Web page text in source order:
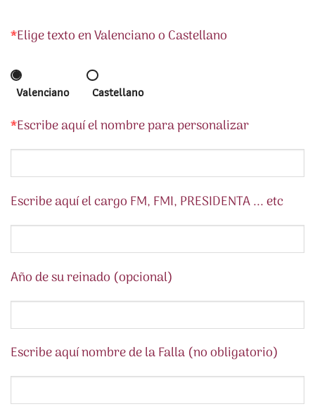
*Elige texto en Valenciano o Castellano
Valenciano Castellano
*Escribe aquí el nombre para personalizar
Escribe aquí el cargo FM, FMI, PRESIDENTA ... etc
Año de su reinado (opcional)
Escribe aquí nombre de la Falla (no obligatorio)